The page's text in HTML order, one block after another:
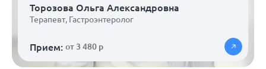
Торозова Ольга Александровна
Терапевт, Гастроэнтеролог
Прием: от 3 480 р